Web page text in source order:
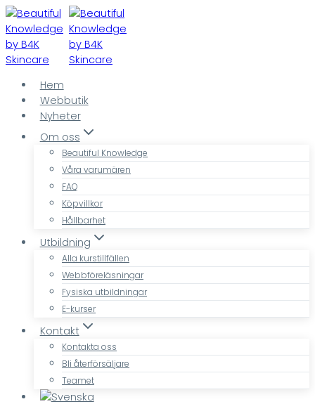
Skip
to
content
Hem
Webbutik
Nyheter
Om oss
Beautiful Knowledge
Våra varumären
FAQ
Köpvillkor
Hållbarhet
Utbildning
Alla kurstillfällen
Webbföreläsningar
Fysiska utbildningar
E-kurser
Kontakt
Kontakta oss
Bli återförsäljare
Teamet